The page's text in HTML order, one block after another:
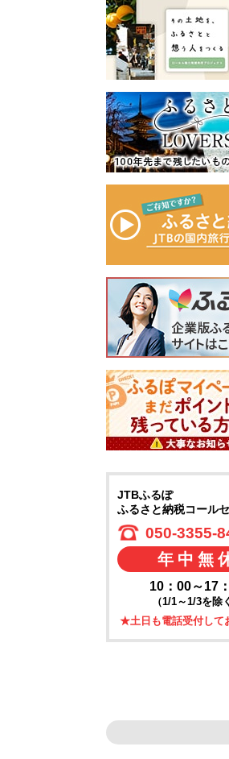
JTBふるぽ
ふるさと納税コール
050-3355-
年中無
10：00～17
（1/1～1/3を除
★土日も電話受付して